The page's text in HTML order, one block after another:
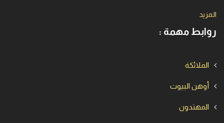
المزيد
روابط مهمة :
الملائكة
أوهن البيوت
المهتدون